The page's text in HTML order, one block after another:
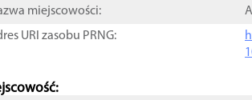
miejscowości:
URI zasobu PRNG: